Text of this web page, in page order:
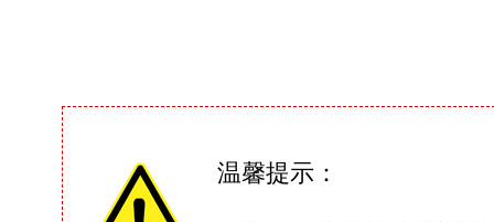
温馨提示：